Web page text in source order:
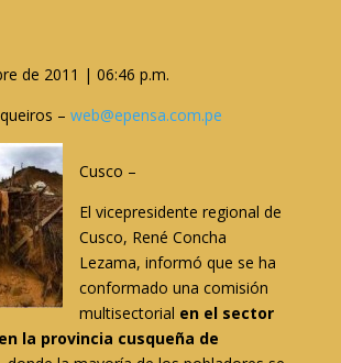
de 2011 | 06:46 p.m.
– web@epensa.com.pe
Cusco –
El vicepresidente regional de
Cusco, René Concha
Lezama, informó que se ha
conformado una comisión
multisectorial en el sector
la provincia cusqueña de